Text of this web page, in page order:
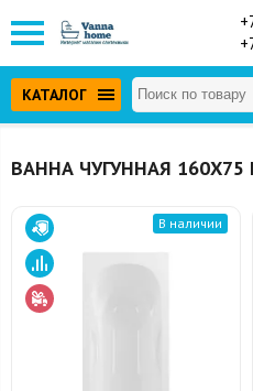
КАТАЛОГ
ВАННА ЧУГУННАЯ 160Х75
В наличии